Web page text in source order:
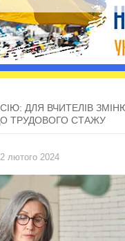
ДЛЯ ВЧИТЕЛІВ
ТРУДОВОГО СТАЖУ
лютого 2024